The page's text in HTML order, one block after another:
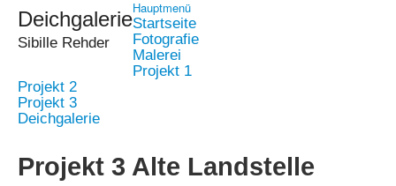
Deichgalerie
Sibille Rehder
Hauptmenü
Startseite
Fotografie
Malerei
Projekt 1
Projekt 2
Projekt 3
Deichgalerie
Projekt 3 Alte Landstelle